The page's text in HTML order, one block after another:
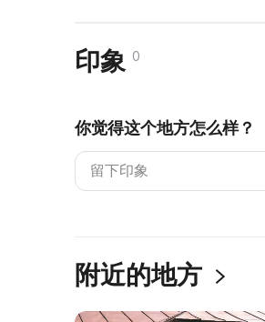
印象 0
你觉得这个地方怎么样？
附近的地方